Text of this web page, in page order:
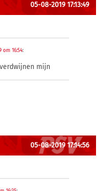
05-08-2019 17:13:49
om 16:54:
mijn
05-08-2019 17:14:56